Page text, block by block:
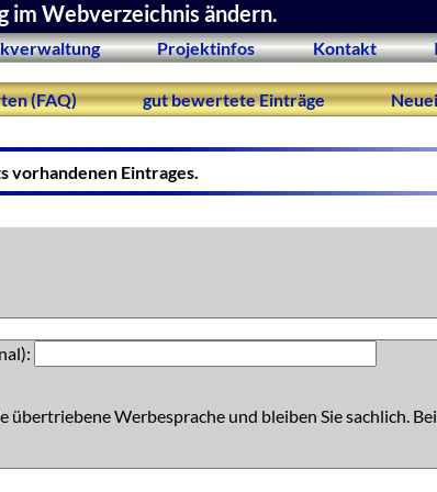
im Webverzeichnis ändern.
Projektinfos Kontakt
(FAQ) gut bewertete Einträge
vorhandenen Eintrages.
übertriebene Werbesprache und bleiben Sie sachlich.